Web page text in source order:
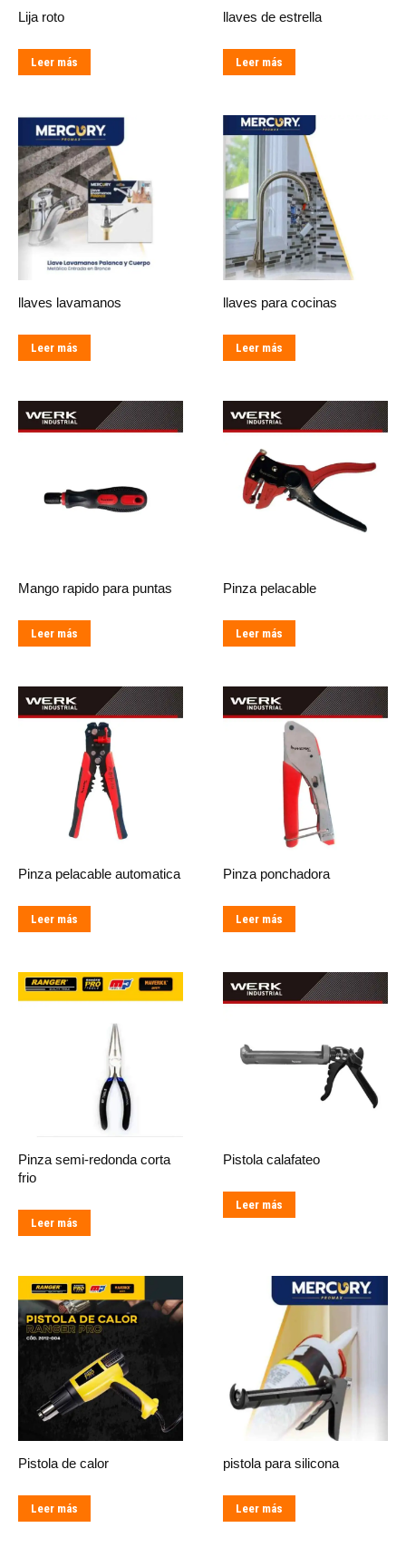
Lija roto
Leer más
llaves de estrella
Leer más
llaves lavamanos
Leer más
llaves para cocinas
Leer más
Mango rapido para puntas
Leer más
Pinza pelacable
Leer más
Pinza pelacable automatica
Leer más
Pinza ponchadora
Leer más
Pinza semi-redonda corta
frio
Leer más
Pistola calafateo
Leer más
Pistola de calor
Leer más
pistola para silicona
Leer más